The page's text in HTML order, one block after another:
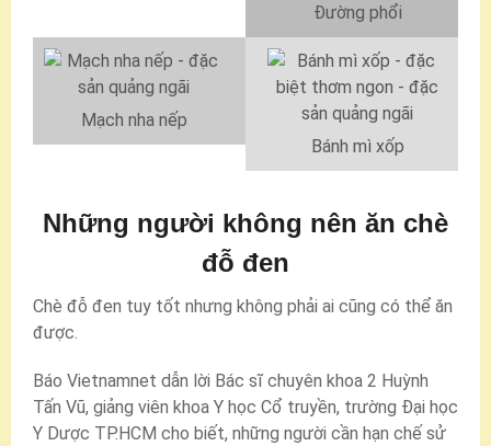
Đường phổi
Mạch nha nếp
Bánh mì xốp
Những người không nên ăn chè
đỗ đen
Chè đỗ đen tuy tốt nhưng không phải ai cũng có thể ăn
được.
Báo Vietnamnet dẫn lời Bác sĩ chuyên khoa 2 Huỳnh
Tấn Vũ, giảng viên khoa Y học Cổ truyền, trường Đại học
Y Dược TP.HCM cho biết, những người cần hạn chế sử